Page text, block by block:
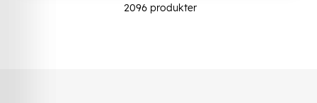
2096produkter